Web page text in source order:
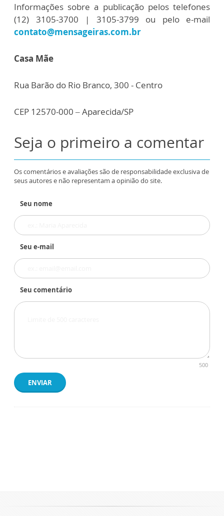
Informações sobre a publicação pelos telefones
(12) 3105-3700 | 3105-3799 ou pelo e-mail
contato@mensageiras.com.br
Casa Mãe
Rua Barão do Rio Branco, 300 - Centro
CEP 12570-000 – Aparecida/SP
Seja o primeiro a comentar
Os comentários e avaliações são de responsabilidade exclusiva de
seus autores e não representam a opinião do site.
Seu nome
Seu e-mail
Seu comentário
500
ENVIAR